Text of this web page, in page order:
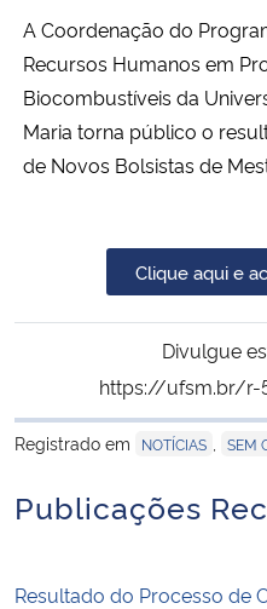
Ministério do Turismo
Ministério da Mulher, da Família e
Secretaria-Geral
Secretaria de Governo
A Coordenação do
Recursos Humanos em
Biocombustíveis da
Maria torna público o
de Novos Bolsistas de
Clique aqui e
Divulgue
https://ufsm.br/r-
Registrado em
NOTÍCIAS SEM
Publicações
Resultado do Processo de